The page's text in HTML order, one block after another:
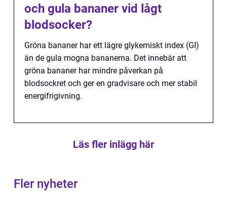
och gula bananer vid lågt
blodsocker?
Gröna bananer har ett lägre glykemiskt index (GI)
än de gula mogna bananerna. Det innebär att
gröna bananer har mindre påverkan på
blodsockret och ger en gradvisare och mer stabil
energifrigivning.
Läs fler inlägg här
Fler nyheter